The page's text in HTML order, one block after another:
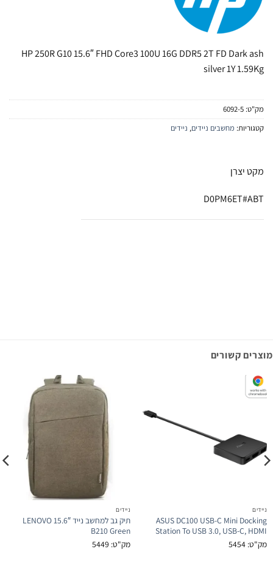
HP 250R G10 15.6″ FHD Core3 100U 16G DDR5 2T FD Dark ash
silver 1Y 1.59Kg
מק"ט: 6092-5
קטגוריות: מחשבים ניידים, ניידים
מקט יצרן
D0PM6ET#ABT
מוצרים קשורים
ניידים
ASUS DC100 USB-C Mini Docking
Station To USB 3.0, USB-C, HDMI
מק"ט: 5454
ניידים
תיק גב למחשב נייד LENOVO 15.6″
B210 Green
מק"ט: 5449